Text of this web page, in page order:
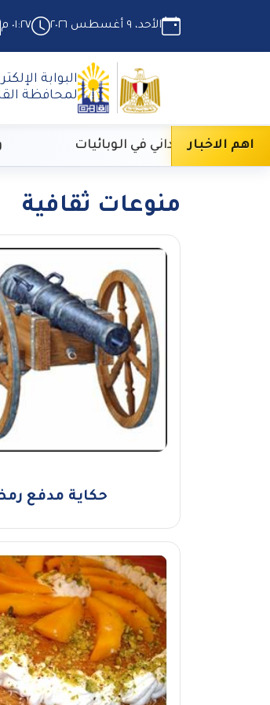
الأحد، ٩ أغسطس ٢٠٢٦ ٠١:٢٧ م
البوابة
لمحافظة
اهم الاخبار
الميداني في الوبائيات وزارة
منوعات ثقافية
حكاية مدفع